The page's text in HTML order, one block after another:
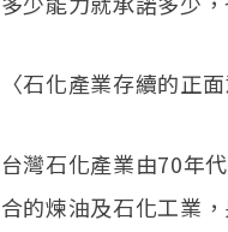
〈石化產業存續的正面
台灣石化產業由70年
合的煉油及石化工業